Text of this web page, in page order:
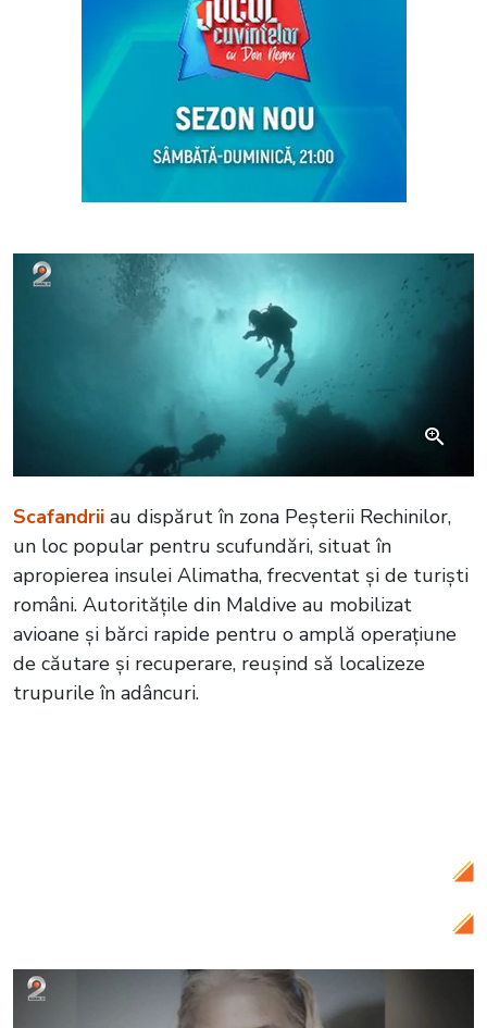
Scafandrii au dispărut în zona Peșterii Rechinilor,
un loc popular pentru scufundări, situat în
apropierea insulei Alimatha, frecventat și de turiști
români. Autoritățile din Maldive au mobilizat
avioane și bărci rapide pentru o amplă operațiune
de căutare și recuperare, reușind să localizeze
trupurile în adâncuri.